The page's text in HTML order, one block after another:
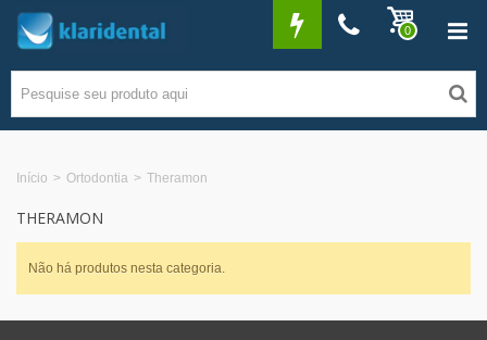
0
Início > Ortodontia > Theramon
THERAMON
Não há produtos nesta categoria.